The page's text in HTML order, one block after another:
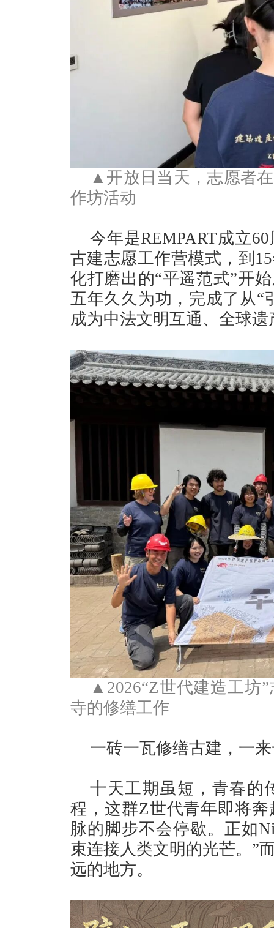
▲开放日当天，志愿者
作坊活动
今年是REMPART成立
古建志愿工作营模式，到
化打磨出的“平遥范式”开
五年久久为功，完成了从“
成为中法文明互通、全球
▲2026“Z世代建造工坊
寺的修缮工作
一砖一瓦修缮古建，一
十天工期虽短，青春的
程，这群Z世代青年即将
脉的脚步不会停歇。正如
束连接人类文明的光芒。”
远的地方。